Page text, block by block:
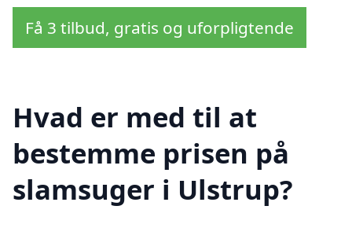
Få 3 tilbud, gratis og uforpligtende
Hvad er med til at
bestemme prisen på
slamsuger i Ulstrup?